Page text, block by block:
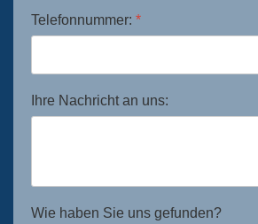
Telefonnummer: *
Ihre Nachricht an uns:
Wie haben Sie uns gefunden?